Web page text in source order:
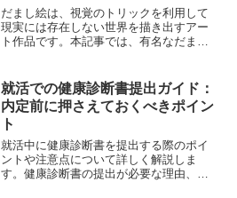
だまし絵は、視覚のトリックを利用して
現実には存在しない世界を描き出すアー
ト作品です。本記事では、有名なだまし
の巨匠たちの作品を通じて、だまし絵の
魅力とその効果を探ります。
就活での健康診断書提出ガイド：
内定前に押さえておくべきポイン
ト
就活中に健康診断書を提出する際のポイ
ントや注意点について詳しく解説しま
す。健康診断書の提出が必要な理由、提